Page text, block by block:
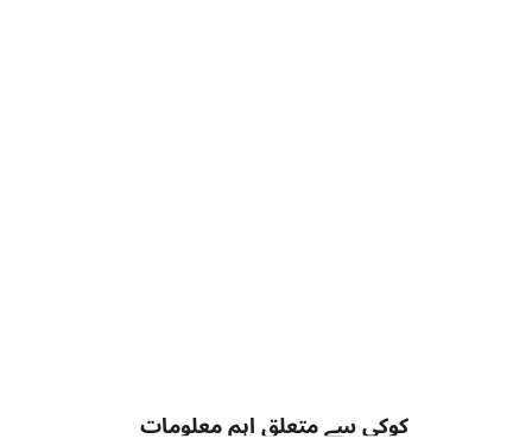
کوکی سے متعلق اہم معلومات